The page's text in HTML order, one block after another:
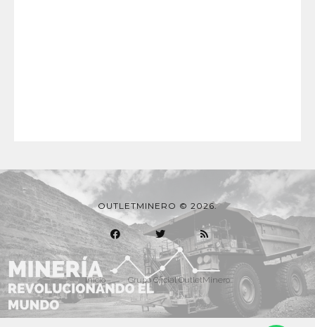
OUTLETMINERO © 2026.
Inicio Grupo Oficial OutletMinero